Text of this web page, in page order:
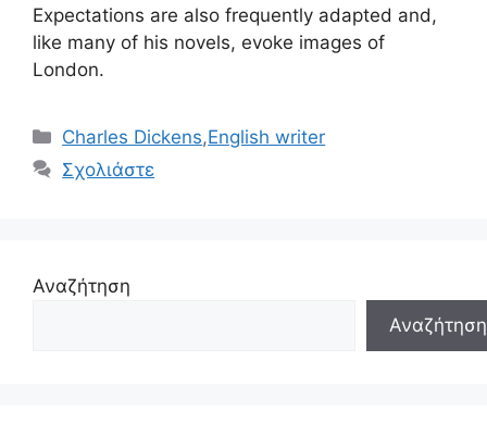
Expectations are also frequently adapted and,
like many of his novels, evoke images of
London.
Κατηγορίες
Charles Dickens,English writer
Σχολιάστε
Αναζήτηση
Αναζήτηση